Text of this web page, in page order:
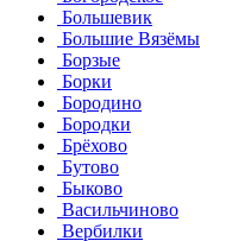
Большевик
Большие Вязёмы
Борзые
Борки
Бородино
Бородки
Брёхово
Бутово
Быково
Васильчиново
Вербилки